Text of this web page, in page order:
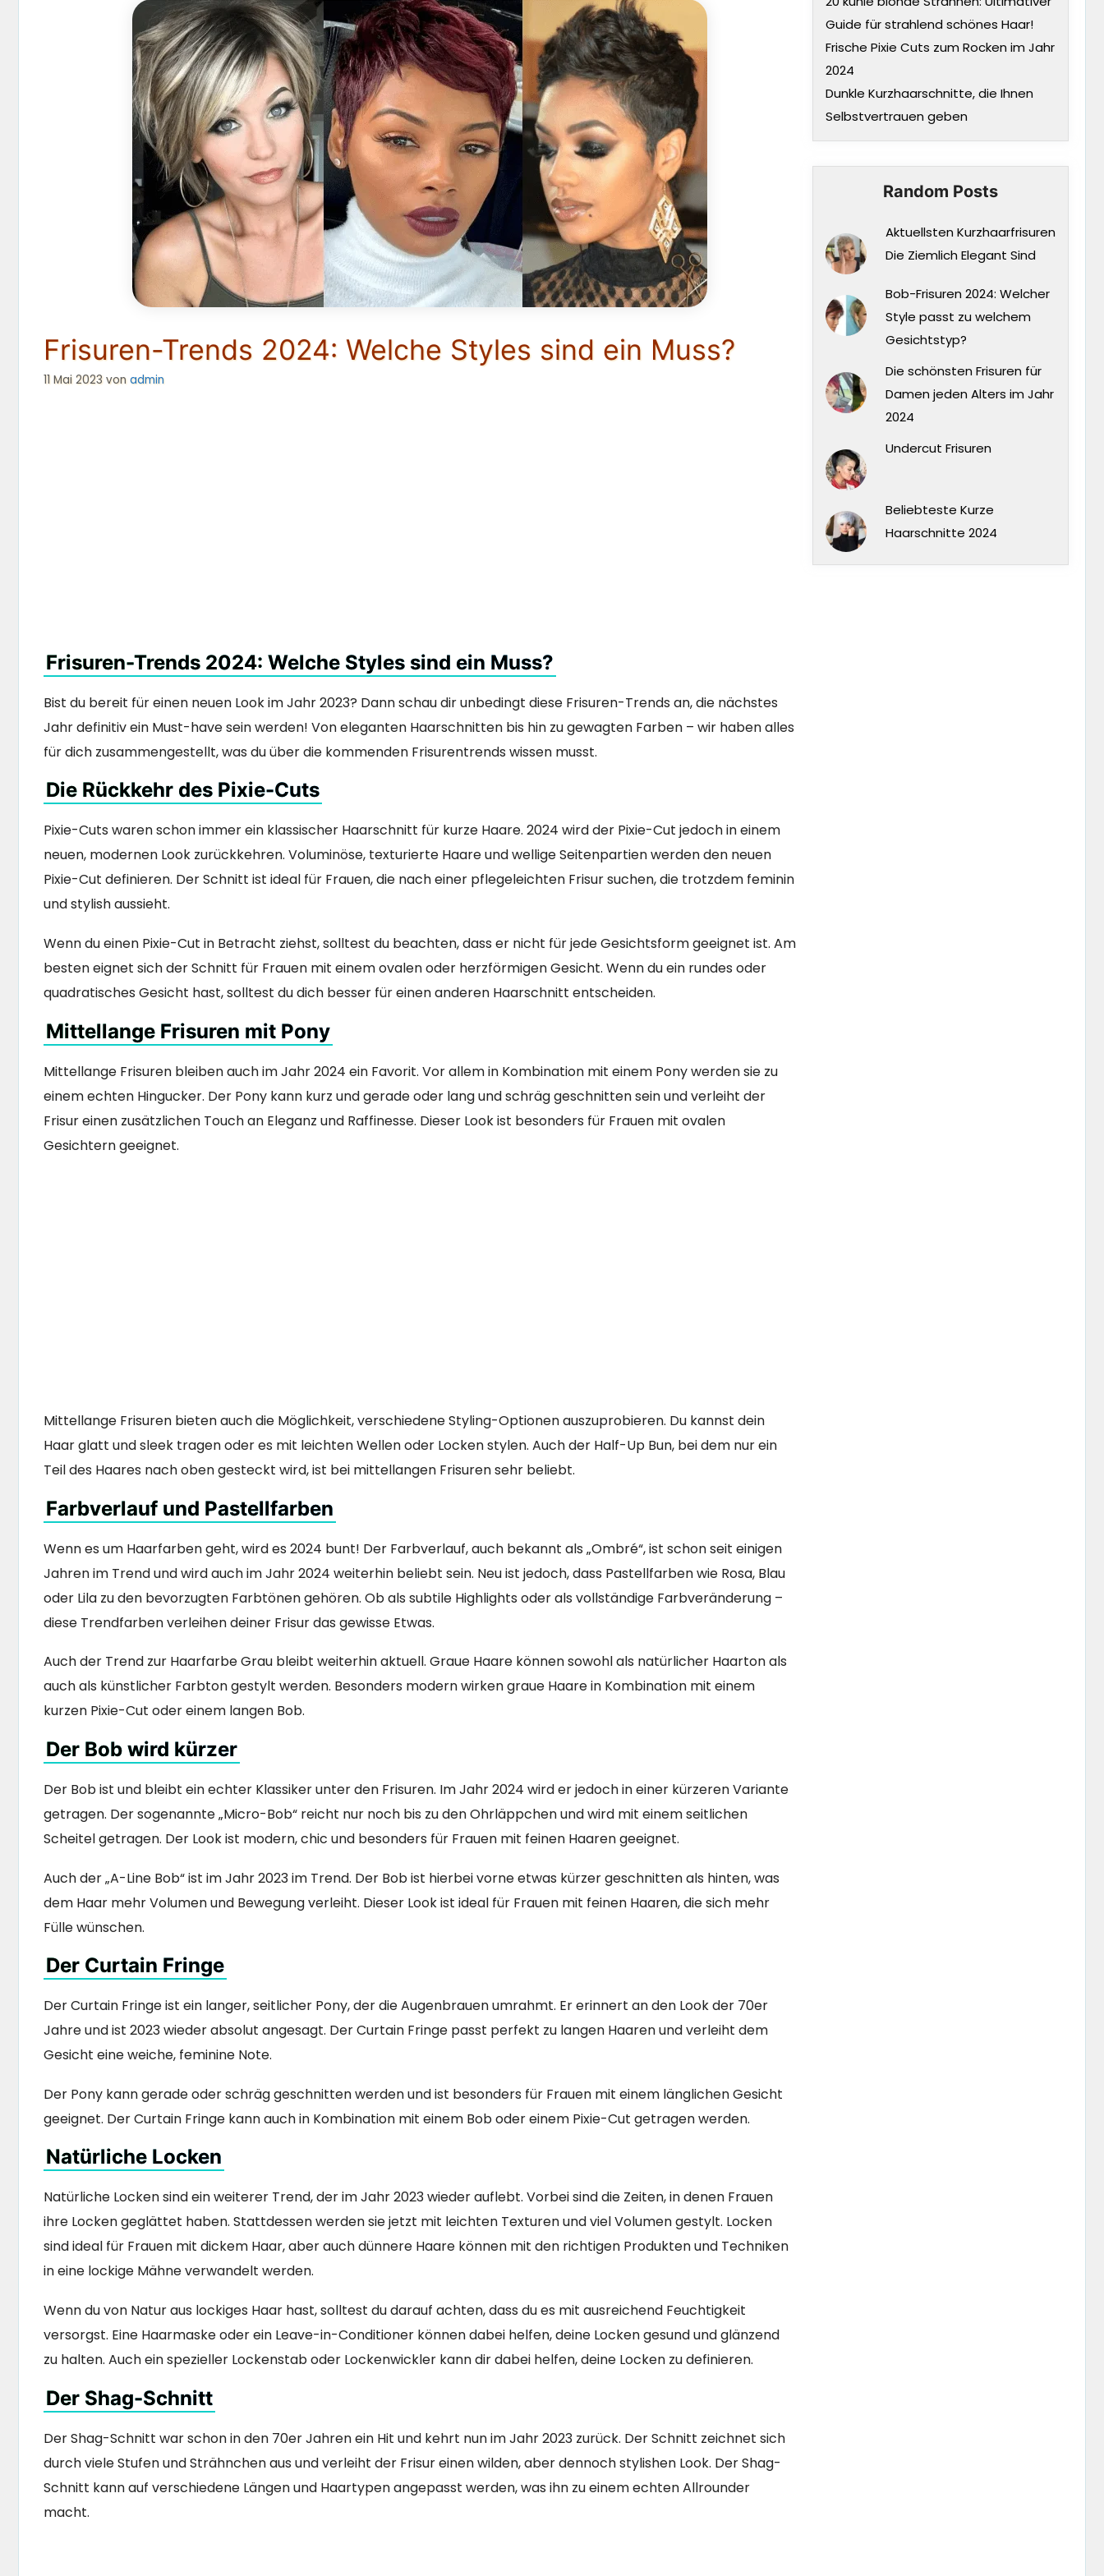
Frisuren-Trends 2024: Welche Styles sind ein Muss?
11 Mai 2023 von admin
Frisuren-Trends 2024: Welche Styles sind ein Muss?
Bist du bereit für einen neuen Look im Jahr 2023? Dann schau dir unbedingt diese Frisuren-Trends an, die nächstes
Jahr definitiv ein Must-have sein werden! Von eleganten Haarschnitten bis hin zu gewagten Farben – wir haben alles
für dich zusammengestellt, was du über die kommenden Frisurentrends wissen musst.
Die Rückkehr des Pixie-Cuts
Pixie-Cuts waren schon immer ein klassischer Haarschnitt für kurze Haare. 2024 wird der Pixie-Cut jedoch in einem
neuen, modernen Look zurückkehren. Voluminöse, texturierte Haare und wellige Seitenpartien werden den neuen
Pixie-Cut definieren. Der Schnitt ist ideal für Frauen, die nach einer pflegeleichten Frisur suchen, die trotzdem feminin
und stylish aussieht.
Wenn du einen Pixie-Cut in Betracht ziehst, solltest du beachten, dass er nicht für jede Gesichtsform geeignet ist. Am
besten eignet sich der Schnitt für Frauen mit einem ovalen oder herzförmigen Gesicht. Wenn du ein rundes oder
quadratisches Gesicht hast, solltest du dich besser für einen anderen Haarschnitt entscheiden.
Mittellange Frisuren mit Pony
Mittellange Frisuren bleiben auch im Jahr 2024 ein Favorit. Vor allem in Kombination mit einem Pony werden sie zu
einem echten Hingucker. Der Pony kann kurz und gerade oder lang und schräg geschnitten sein und verleiht der
Frisur einen zusätzlichen Touch an Eleganz und Raffinesse. Dieser Look ist besonders für Frauen mit ovalen
Gesichtern geeignet.
Mittellange Frisuren bieten auch die Möglichkeit, verschiedene Styling-Optionen auszuprobieren. Du kannst dein
Haar glatt und sleek tragen oder es mit leichten Wellen oder Locken stylen. Auch der Half-Up Bun, bei dem nur ein
Teil des Haares nach oben gesteckt wird, ist bei mittellangen Frisuren sehr beliebt.
Farbverlauf und Pastellfarben
Wenn es um Haarfarben geht, wird es 2024 bunt! Der Farbverlauf, auch bekannt als „Ombré“, ist schon seit einigen
Jahren im Trend und wird auch im Jahr 2024 weiterhin beliebt sein. Neu ist jedoch, dass Pastellfarben wie Rosa, Blau
oder Lila zu den bevorzugten Farbtönen gehören. Ob als subtile Highlights oder als vollständige Farbveränderung –
diese Trendfarben verleihen deiner Frisur das gewisse Etwas.
Auch der Trend zur Haarfarbe Grau bleibt weiterhin aktuell. Graue Haare können sowohl als natürlicher Haarton als
auch als künstlicher Farbton gestylt werden. Besonders modern wirken graue Haare in Kombination mit einem
kurzen Pixie-Cut oder einem langen Bob.
Der Bob wird kürzer
Der Bob ist und bleibt ein echter Klassiker unter den Frisuren. Im Jahr 2024 wird er jedoch in einer kürzeren Variante
getragen. Der sogenannte „Micro-Bob“ reicht nur noch bis zu den Ohrläppchen und wird mit einem seitlichen
Scheitel getragen. Der Look ist modern, chic und besonders für Frauen mit feinen Haaren geeignet.
Auch der „A-Line Bob“ ist im Jahr 2023 im Trend. Der Bob ist hierbei vorne etwas kürzer geschnitten als hinten, was
dem Haar mehr Volumen und Bewegung verleiht. Dieser Look ist ideal für Frauen mit feinen Haaren, die sich mehr
Fülle wünschen.
Der Curtain Fringe
Der Curtain Fringe ist ein langer, seitlicher Pony, der die Augenbrauen umrahmt. Er erinnert an den Look der 70er
Jahre und ist 2023 wieder absolut angesagt. Der Curtain Fringe passt perfekt zu langen Haaren und verleiht dem
Gesicht eine weiche, feminine Note.
Der Pony kann gerade oder schräg geschnitten werden und ist besonders für Frauen mit einem länglichen Gesicht
geeignet. Der Curtain Fringe kann auch in Kombination mit einem Bob oder einem Pixie-Cut getragen werden.
Natürliche Locken
Natürliche Locken sind ein weiterer Trend, der im Jahr 2023 wieder auflebt. Vorbei sind die Zeiten, in denen Frauen
ihre Locken geglättet haben. Stattdessen werden sie jetzt mit leichten Texturen und viel Volumen gestylt. Locken
sind ideal für Frauen mit dickem Haar, aber auch dünnere Haare können mit den richtigen Produkten und Techniken
in eine lockige Mähne verwandelt werden.
Wenn du von Natur aus lockiges Haar hast, solltest du darauf achten, dass du es mit ausreichend Feuchtigkeit
versorgst. Eine Haarmaske oder ein Leave-in-Conditioner können dabei helfen, deine Locken gesund und glänzend
zu halten. Auch ein spezieller Lockenstab oder Lockenwickler kann dir dabei helfen, deine Locken zu definieren.
Der Shag-Schnitt
Der Shag-Schnitt war schon in den 70er Jahren ein Hit und kehrt nun im Jahr 2023 zurück. Der Schnitt zeichnet sich
durch viele Stufen und Strähnchen aus und verleiht der Frisur einen wilden, aber dennoch stylishen Look. Der Shag-
Schnitt kann auf verschiedene Längen und Haartypen angepasst werden, was ihn zu einem echten Allrounder
macht.
Guide für strahlend schönes Haar!
Frische Pixie Cuts zum Rocken im Jahr
2024
Dunkle Kurzhaarschnitte, die Ihnen
Selbstvertrauen geben
Random Posts
Aktuellsten Kurzhaarfrisuren
Die Ziemlich Elegant Sind
Bob-Frisuren 2024: Welcher
Style passt zu welchem
Gesichtstyp?
Die schönsten Frisuren für
Damen jeden Alters im Jahr
2024
Undercut Frisuren
Beliebteste Kurze
Haarschnitte 2024